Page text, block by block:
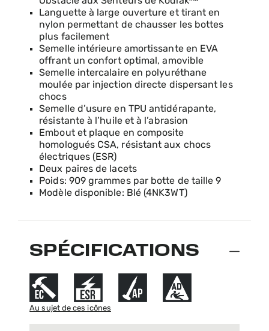
Languette à large ouverture et tirant en
nylon permettant de chausser les bottes
plus facilement
Semelle intérieure amortissante en EVA
offrant un confort optimal, amovible
Semelle intercalaire en polyuréthane
moulée par injection directe dispersant les
chocs
Semelle d’usure en TPU antidérapante,
résistante à l’huile et à l’abrasion
Embout et plaque en composite
homologués CSA, résistant aux chocs
électriques (ESR)
Deux paires de lacets
Poids: 909 grammes par botte de taille 9
Modèle disponible: Blé (4NK3WT)
SPÉCIFICATIONS
Au sujet de ces icônes